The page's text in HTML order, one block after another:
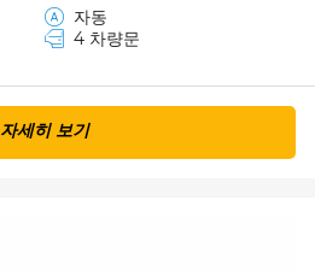
자동
4 차량문
자세히 보기